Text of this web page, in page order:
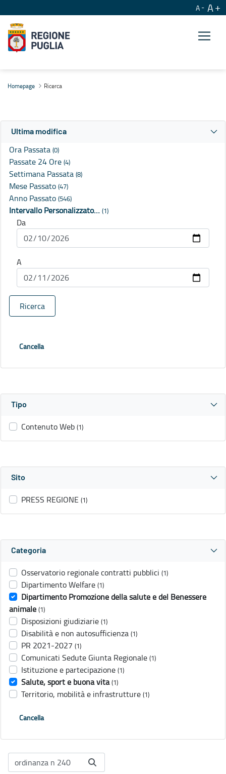
A A
Homepage Ricerca
Ultima modifica
Ora Passata (0)
Passate 24 Ore (4)
Settimana Passata (8)
Mese Passato (47)
Anno Passato (546)
Intervallo Personalizzato… (1)
Da
A
Ricerca
Cancella
Tipo
Contenuto Web (1)
Sito
PRESS REGIONE (1)
Categoria
Osservatorio regionale contratti pubblici (1)
Dipartimento Welfare (1)
Dipartimento Promozione della salute e del Benessere
animale (1)
Disposizioni giudiziarie (1)
Disabilità e non autosufficienza (1)
PR 2021-2027 (1)
Comunicati Sedute Giunta Regionale (1)
Istituzione e partecipazione (1)
Salute, sport e buona vita (1)
Territorio, mobilità e infrastrutture (1)
Cancella